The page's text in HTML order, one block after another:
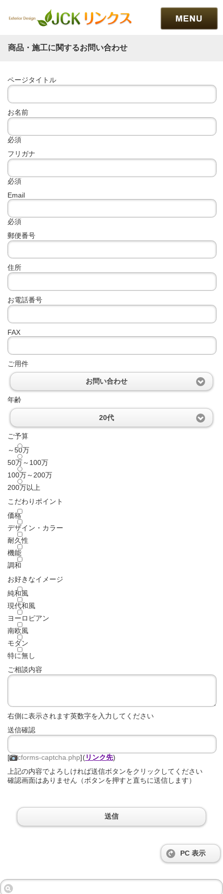
商品・施工に関するお問い合わせ
ページタイトル
お名前
必須
フリガナ
必須
Email
必須
郵便番号
住所
お電話番号
FAX
ご用件
お問い合わせ
年齢
20代
ご予算
～50万
50万～100万
100万～200万
200万以上
こだわりポイント
価格
デザイン・カラー
耐久性
機能
調和
お好きなイメージ
純和風
現代和風
ヨーロピアン
南欧風
モダン
特に無し
ご相談内容
右側に表示されます英数字を入力してください
送信確認
[ cforms-captcha.php](リンク先)
上記の内容でよろしければ送信ボタンをクリックしてください
確認画面はありません（ボタンを押すと直ちに送信します）
PC 表示